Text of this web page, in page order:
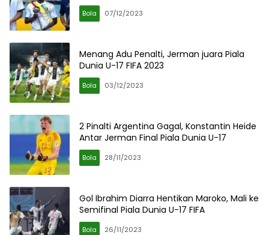
Bola 07/12/2023
Menang Adu Penalti, Jerman juara Piala
Dunia U-17 FIFA 2023
Bola 03/12/2023
2 Pinalti Argentina Gagal, Konstantin Heide
Antar Jerman Final Piala Dunia U-17
Bola 28/11/2023
Gol Ibrahim Diarra Hentikan Maroko, Mali ke
Semifinal Piala Dunia U-17 FIFA
Bola 26/11/2023